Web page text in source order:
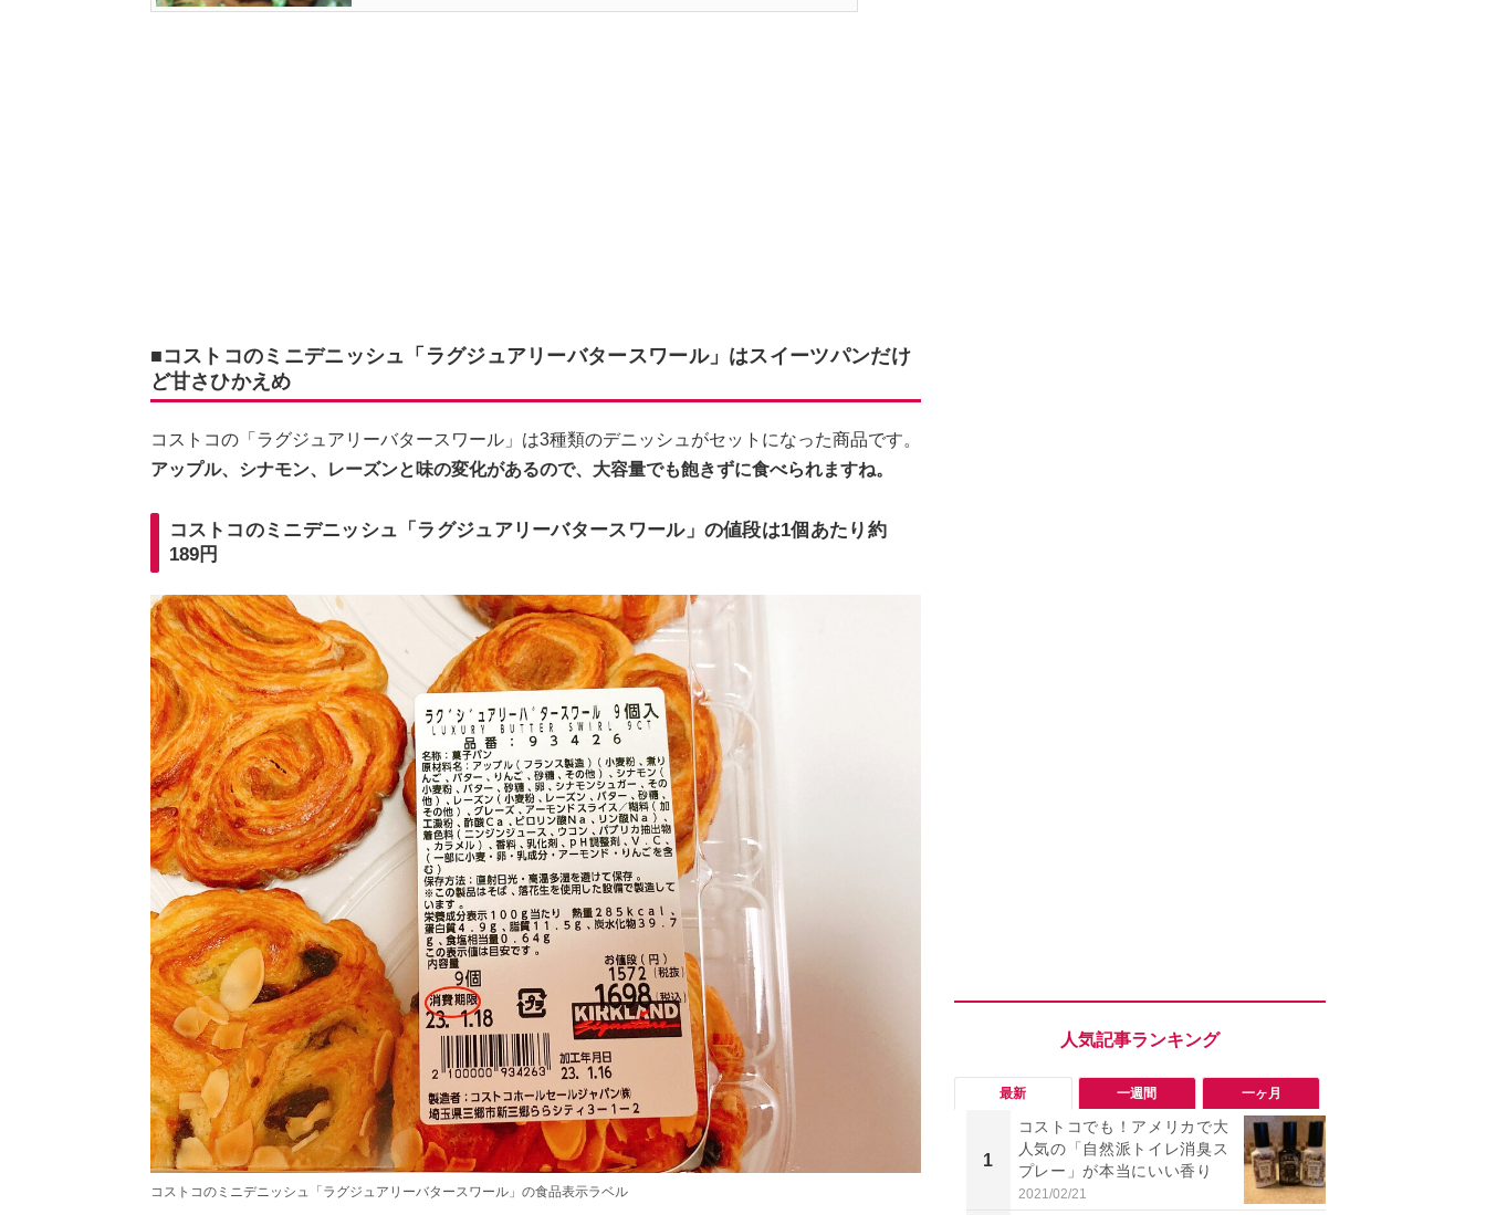
■コストコのミニデニッシュ「ラグジュアリーバタースワール」はスイーツパンだけ
ど甘さひかえめ
コストコの「ラグジュアリーバタースワール」は3種類のデニッシュがセットになった商品です。
アップル、シナモン、レーズンと味の変化があるので、大容量でも飽きずに食べられますね。
コストコのミニデニッシュ「ラグジュアリーバタースワール」の値段は1個あたり約
189円
コストコのミニデニッシュ「ラグジュアリーバタースワール」の食品表示ラベル
最新 一週間 一ヶ月
1
コストコでも！アメリカで大
人気の「自然派トイレ消臭ス
プレー」が本当にいい香り
2021/02/21